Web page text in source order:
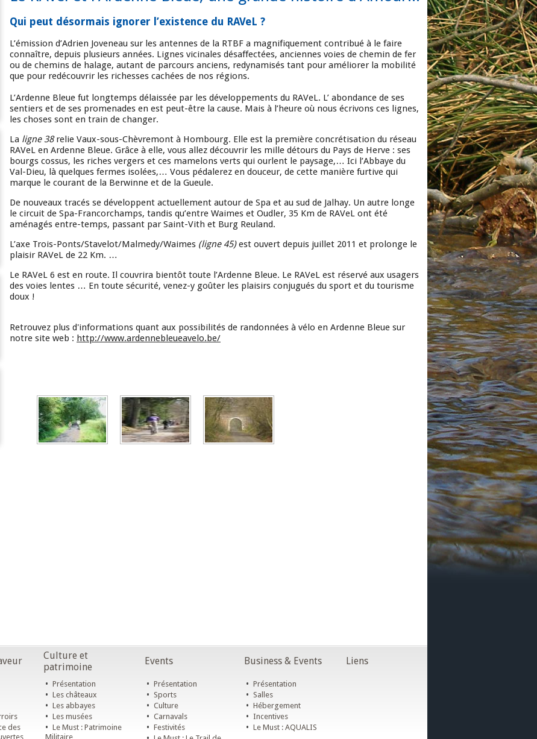
Qui peut désormais ignorer l’existence du RAVeL ?
L’émission d’Adrien Joveneau sur les antennes de la RTBF a magnifiquement contribué à le faire
connaître, depuis plusieurs années. Lignes vicinales désaffectées, anciennes voies de chemin de fer
ou de chemins de halage, autant de parcours anciens, redynamisés tant pour améliorer la mobilité
que pour redécouvrir les richesses cachées de nos régions.
L’Ardenne Bleue fut longtemps délaissée par les développements du RAVeL. L’ abondance de ses
sentiers et de ses promenades en est peut-être la cause. Mais à l’heure où nous écrivons ces lignes,
les choses sont en train de changer.
La ligne 38relie Vaux-sous-Chèvremont à Hombourg. Elle est la première concrétisation du réseau
RAVeL en Ardenne Bleue. Grâce à elle, vous allez découvrir les mille détours du Pays de Herve : ses
bourgs cossus, les riches vergers et ces mamelons verts qui ourlent le paysage,… Ici l’Abbaye du
Val-Dieu, là quelques fermes isolées,… Vous pédalerez en douceur, de cette manière furtive qui
marque le courant de la Berwinne et de la Gueule.
De nouveaux tracés se développent actuellement autour de Spa et au sud de Jalhay. Un autre longe
le circuit de Spa-Francorchamps, tandis qu’entre Waimes et Oudler, 35 Km de RAVeL ont été
aménagés entre-temps, passant par Saint-Vith et Burg Reuland.
L’axe Trois-Ponts/Stavelot/Malmedy/Waimes (ligne 45)est ouvert depuis juillet 2011 et prolonge le
plaisir RAVeL de 22 Km. …
Le RAVeL 6 est en route. Il couvrira bientôt toute l’Ardenne Bleue. Le RAVeL est réservé aux usagers
des voies lentes … En toute sécurité, venez-y goûter les plaisirs conjugués du sport et du tourisme
doux !
Retrouvez plus d'informations quant aux possibilités de randonnées à vélo en Ardenne Bleue sur
notre site web : http://www.ardennebleueavelo.be/
Culture et
patrimoine
Events Business & Events Liens
des
• Présentation
• Les châteaux
• Les abbayes
• Les musées
• Le Must : Patrimoine
• Présentation
• Sports
• Culture
• Carnavals
• Festivités
• Présentation
• Salles
• Hébergement
• Incentives
• Le Must : AQUALIS